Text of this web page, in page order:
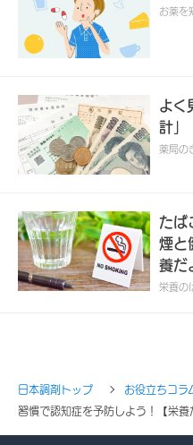
お薬を
よく
計」
薬局の
たば
煙と
養だ
栄養の
日本調剤トップ お役立ちコラ
習慣で認知症を予防しよう！【栄